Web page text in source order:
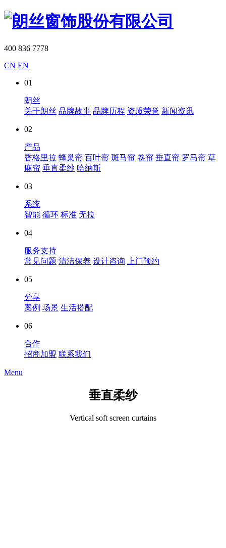
400 836 7778
CN EN
01
朗丝
关于朗丝 品牌故事 品牌历程 资质荣誉 新闻资讯
02
产品
香格里拉 蜂巢帘 百叶帘 斑马帘 卷帘 垂直帘 罗马帘 草
麻帘 垂直柔纱 哈纳斯
03
系统
智能 循环 标准 无拉
04
服务支持
常见问题 清洁保养 设计咨询 上门预约
05
分享
案例 场景 生活搭配
06
合作
招商加盟 联系我们
Menu
垂直柔纱
Vertical soft screen curtains